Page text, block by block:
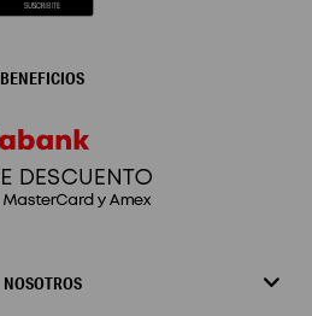
NOSOTROS
BENEFICIOS